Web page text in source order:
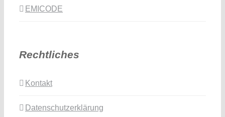
EMICODE
Rechtliches
Kontakt
Datenschutzerklärung